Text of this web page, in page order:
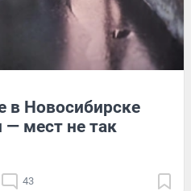
в Новосибирске
— мест не так
43